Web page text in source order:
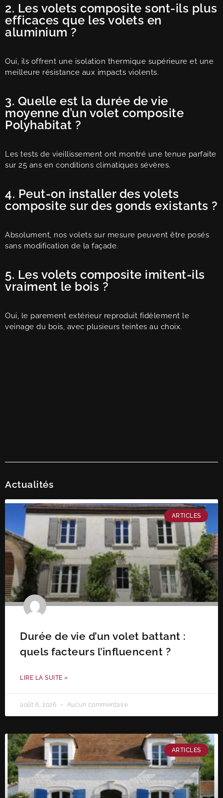
2. Les volets composite sont-ils plus
efficaces que les volets en
aluminium ?
Oui, ils offrent une isolation thermique supérieure et une
meilleure résistance aux impacts violents.
3. Quelle est la durée de vie
moyenne d’un volet composite
Polyhabitat ?
Les tests de vieillissement ont montré une tenue parfaite
sur 25 ans en conditions climatiques sévères.
4. Peut-on installer des volets
composite sur des gonds existants ?
Absolument, nos volets sur mesure peuvent être posés
sans modification de la façade.
5. Les volets composite imitent-ils
vraiment le bois ?
Oui, le parement extérieur reproduit fidèlement le
veinage du bois, avec plusieurs teintes au choix.
Actualités
ARTICLES
Durée de vie d’un volet battant :
quels facteurs l’influencent ?
LIRE LA SUITE »
août 6, 2026 Aucun commentaire
ARTICLES